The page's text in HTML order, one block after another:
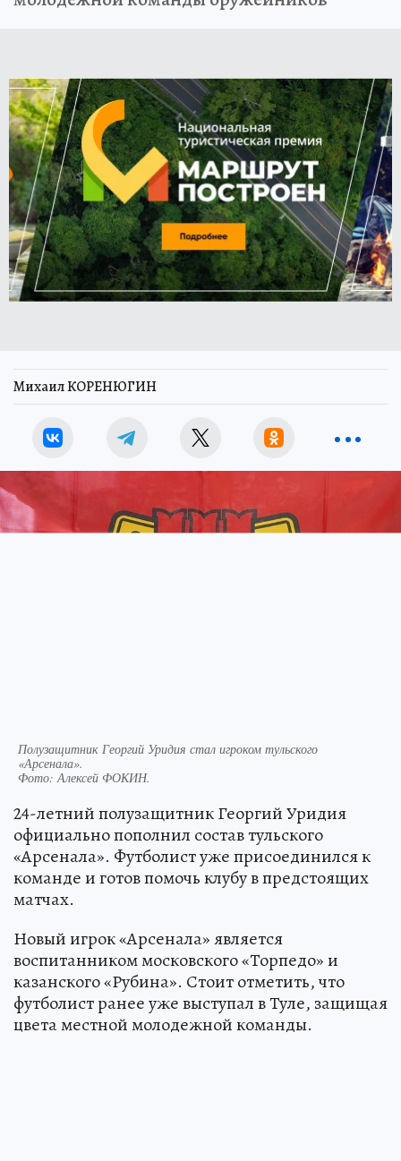
Михаил КОРЕНЮГИН
Полузащитник Георгий Уридия стал игроком тульского
«Арсенала».
Фото:Алексей ФОКИН.
24-летний полузащитник Георгий Уридия
официально пополнил состав тульского
«Арсенала». Футболист уже присоединился к
команде и готов помочь клубу в предстоящих
матчах.
Новый игрок «Арсенала» является
воспитанником московского «Торпедо» и
казанского «Рубина». Стоит отметить, что
футболист ранее уже выступал в Туле, защищая
цвета местной молодежной команды.